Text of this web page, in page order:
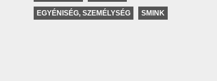
EGYÉNISÉG, SZEMÉLYSÉG SMINK